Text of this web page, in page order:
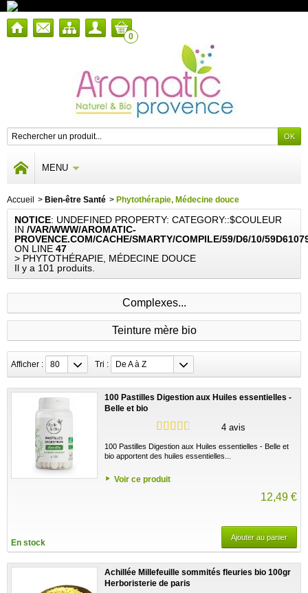
0
MENU
Accueil > Bien-être Santé > Phytothérapie, Médecine douce
NOTICE: UNDEFINED PROPERTY: CATEGORY::$COULEUR
IN /VAR/WWW/AROMATIC-
PROVENCE.COM/CACHE/SMARTY/COMPILE/59/D6/10/
ON LINE 47
> PHYTOTHÉRAPIE, MÉDECINE DOUCE
Il y a 101 produits.
Complexes...
Teinture mère bio
Afficher : 80 Tri : De A à Z
100 Pastilles Digestion aux Huiles essentielles -
Belle et bio
4 avis
100 Pastilles Digestion aux Huiles essentielles - Belle et
bio apportent des huiles essentielles...
Voir ce produit
12,49 €
En stock
Ajouter au panier
Achillée Millefeuille sommités fleuries bio 100gr
Herboristerie de paris